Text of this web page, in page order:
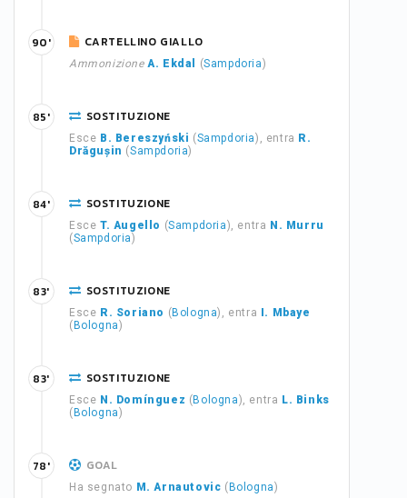
CARTELLINO GIALLO
Ammonizione A. Ekdal (Sampdoria)
90'
SOSTITUZIONE
Esce B. Bereszyński (Sampdoria), entra R.
Drăgușin (Sampdoria)
85'
SOSTITUZIONE
Esce T. Augello (Sampdoria), entra N. Murru
(Sampdoria)
84'
SOSTITUZIONE
Esce R. Soriano ( Bologna), entra
I. Mbaye
( Bologna)
83'
SOSTITUZIONE
Esce N. Domínguez ( Bologna), entra L. Binks
( Bologna)
83'
GOAL
Ha segnato M. Arnautovic ( Bologna)
78'